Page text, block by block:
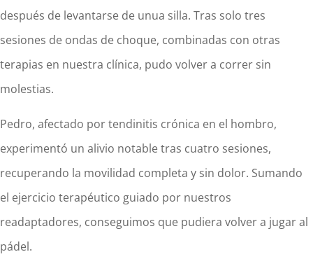
después de levantarse de unua silla. Tras solo tres
sesiones de ondas de choque, combinadas con otras
terapias en nuestra clínica, pudo volver a correr sin
molestias.
Pedro, afectado por tendinitis crónica en el hombro,
experimentó un alivio notable tras cuatro sesiones,
recuperando la movilidad completa y sin dolor. Sumando
el ejercicio terapéutico guiado por nuestros
readaptadores, conseguimos que pudiera volver a jugar al
pádel.